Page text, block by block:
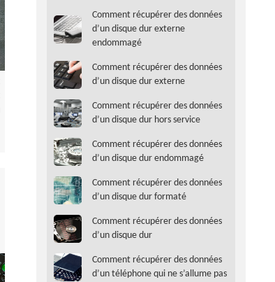
Comment récupérer des données
d’un disque dur externe
endommagé
Comment récupérer des données
d’un disque dur externe
Comment récupérer des données
d’un disque dur hors service
Comment récupérer des données
d’un disque dur endommagé
Comment récupérer des données
d’un disque dur formaté
Comment récupérer des données
d’un disque dur
Comment récupérer des données
d’un téléphone qui ne s’allume pas